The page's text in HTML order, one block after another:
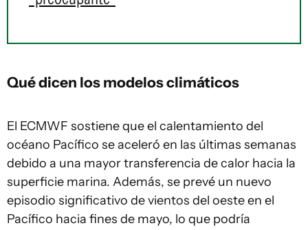
Qué dicen los modelos climáticos
El ECMWF sostiene que el calentamiento del
océano Pacífico se aceleró en las últimas semanas
debido a una mayor transferencia de calor hacia la
superficie marina. Además, se prevé un nuevo
episodio significativo de vientos del oeste en el
Pacífico hacia fines de mayo, lo que podría